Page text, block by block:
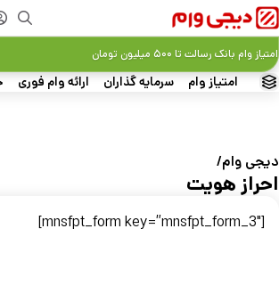
امتیاز وام سرمایه گذاران ارائه وام فوری
امتیاز وام بانک رسالت تا ۵۰۰ میلیون تومان
دیجی‌ وام
احراز هویت
[mnsfpt_form key=”mnsfpt_form_3″]